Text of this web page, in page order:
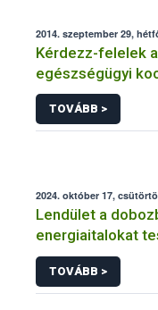
2014. szeptember 29,
Kérdezz-felelek
egészségügyi
TOVÁBB >
2024. október 17,
Lendület a
energiaitalokat
TOVÁBB >